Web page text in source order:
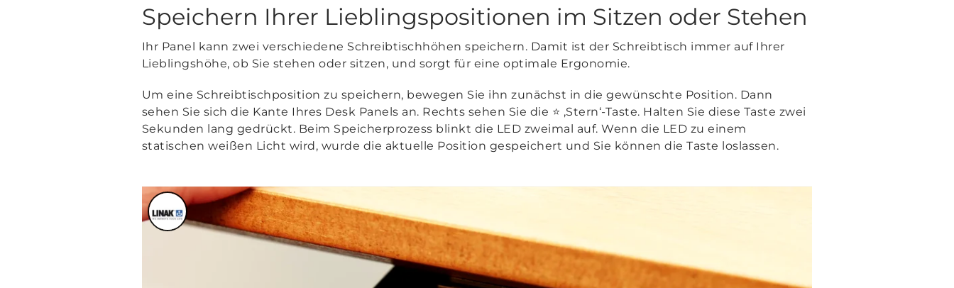
Speichern Ihrer Lieblingspositionen im Sitzen oder Stehen
Ihr Panel kann zwei verschiedene Schreibtischhöhen speichern. Damit ist der Schreibtisch immer auf Ihrer
Lieblingshöhe, ob Sie stehen oder sitzen, und sorgt für eine optimale Ergonomie.
Um eine Schreibtischposition zu speichern, bewegen Sie ihn zunächst in die gewünschte Position. Dann
sehen Sie sich die Kante Ihres Desk Panels an. Rechts sehen Sie die ⭐ ‚Stern‘-Taste. Halten Sie diese Taste zwei
Sekunden lang gedrückt. Beim Speicherprozess blinkt die LED zweimal auf. Wenn die LED zu einem
statischen weißen Licht wird, wurde die aktuelle Position gespeichert und Sie können die Taste loslassen.